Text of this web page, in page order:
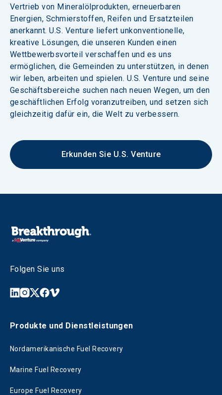
Vertrieb von Mineralölprodukten, erneuerbaren
Energien, Schmierstoffen, Reifen und Ersatzteilen
anerkannt. U.S. Venture liefert unkonventionelle,
kreative Lösungen, die unseren Kunden einen
Wettbewerbsvorteil verschaffen und es uns
ermöglichen, die Gemeinden zu unterstützen, in denen
wir leben, arbeiten und spielen. U.S. Venture und seine
Geschäftsbereiche suchen nach neuen Wegen, um den
geschäftlichen Erfolg voranzutreiben, und setzen sich
gleichzeitig dafür ein, die Welt zu verbessern.
Erkunden Sie U.S. Venture
Folgen Sie uns
Produkte und Dienstleistungen
Nordamerikanische Fuel Recovery
Marine Fuel Recovery
Europe Fuel Recovery